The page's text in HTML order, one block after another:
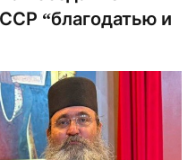
“благодатью и